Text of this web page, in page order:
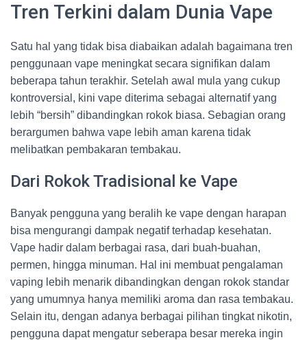
Tren Terkini dalam Dunia Vape
Satu hal yang tidak bisa diabaikan adalah bagaimana tren
penggunaan vape meningkat secara signifikan dalam
beberapa tahun terakhir. Setelah awal mula yang cukup
kontroversial, kini vape diterima sebagai alternatif yang
lebih “bersih” dibandingkan rokok biasa. Sebagian orang
berargumen bahwa vape lebih aman karena tidak
melibatkan pembakaran tembakau.
Dari Rokok Tradisional ke Vape
Banyak pengguna yang beralih ke vape dengan harapan
bisa mengurangi dampak negatif terhadap kesehatan.
Vape hadir dalam berbagai rasa, dari buah-buahan,
permen, hingga minuman. Hal ini membuat pengalaman
vaping lebih menarik dibandingkan dengan rokok standar
yang umumnya hanya memiliki aroma dan rasa tembakau.
Selain itu, dengan adanya berbagai pilihan tingkat nikotin,
pengguna dapat mengatur seberapa besar mereka ingin